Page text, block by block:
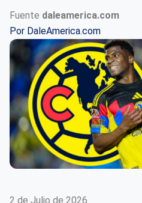
Fuente daleamerica.com
Por DaleAmerica.com
2 de Julio de 2026